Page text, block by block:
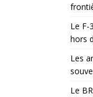
Le F-
hors
Les
Le